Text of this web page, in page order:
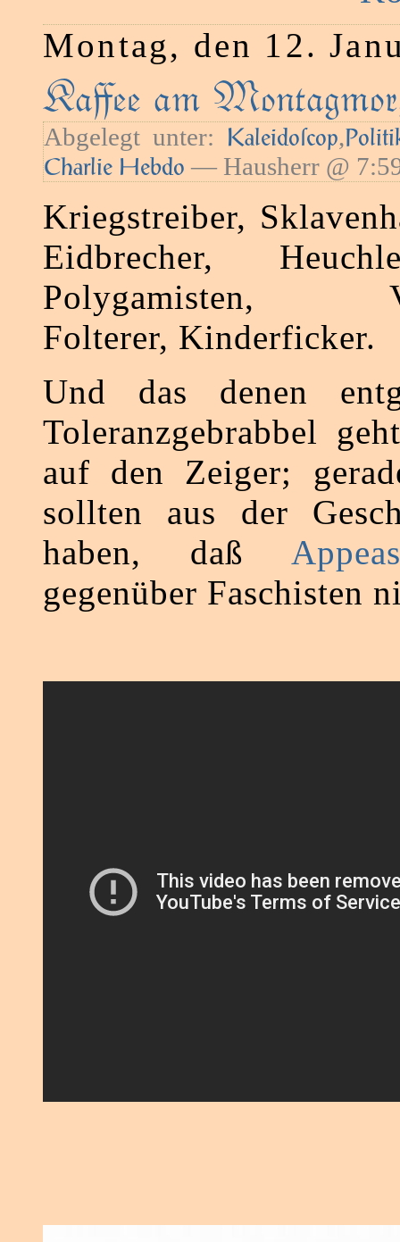
Montag, den 12.
Kaﬀee am
Abgelegt unter: Kaleidoſcop,
Charlie Hebdo — Hausherr @
Kriegstreiber,
Eidbrecher,
Polygamisten,
Folterer, Kinderficker.
Und das denen
Toleranzgebrabbel
auf den Zeiger;
sollten aus der
haben, daß
gegenüber Faschisten